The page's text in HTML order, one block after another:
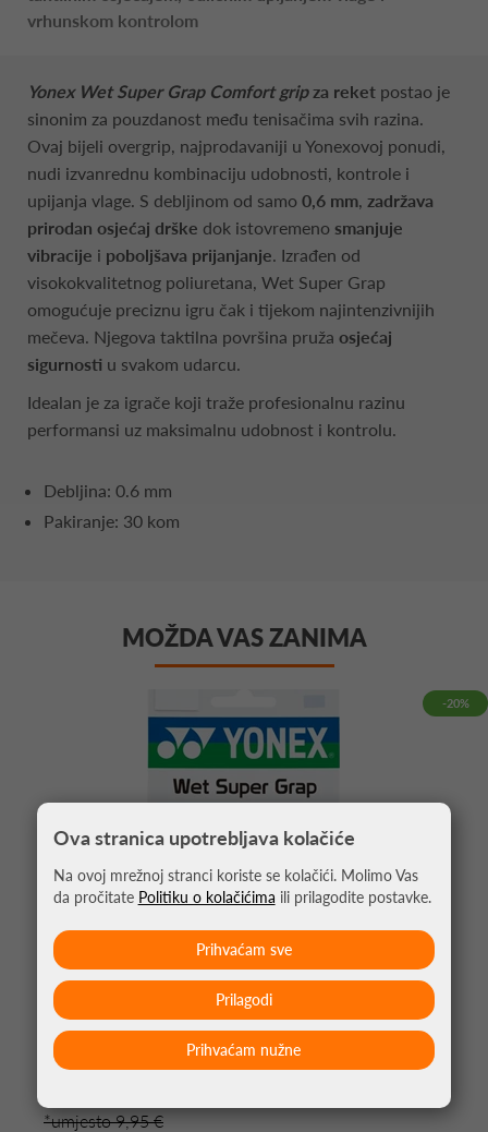
vrhunskom kontrolom
Yonex Wet Super Grap Comfort gripza reket postao je
sinonim za pouzdanost među tenisačima svih razina.
Ovaj bijeli overgrip, najprodavaniji u Yonexovoj ponudi,
nudi izvanrednu kombinaciju udobnosti, kontrole i
upijanja vlage. S debljinom od samo 0,6 mm, zadržava
prirodan osjećaj drške dok istovremeno smanjuje
vibracije i poboljšava prijanjanje. Izrađen od
visokokvalitetnog poliuretana, Wet Super Grap
omogućuje preciznu igru čak i tijekom najintenzivnijih
mečeva. Njegova taktilna površina pruža osjećaj
sigurnosti u svakom udarcu.
Idealan je za igrače koji traže profesionalnu razinu
performansi uz maksimalnu udobnost i kontrolu.
Debljina: 0.6 mm
Pakiranje: 30 kom
MOŽDA VAS ZANIMA
-20%
GRIP ZA REKET YONEX WET SUPER GRAP
*umjesto 9,95 €
Ova stranica upotrebljava kolačiće
Na ovoj mrežnoj stranci koriste se kolačići. Molimo Vas
da pročitate Politiku o kolačićima ili prilagodite postavke.
Prihvaćam nužne
Prilagodi
Prihvaćam sve